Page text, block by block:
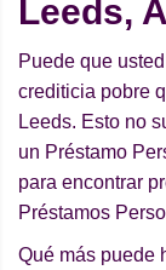
Leeds,
Puede que
crediticia pobre
Leeds. Esto no
un Préstamo
para encontrar
Préstamos
Qué más puede